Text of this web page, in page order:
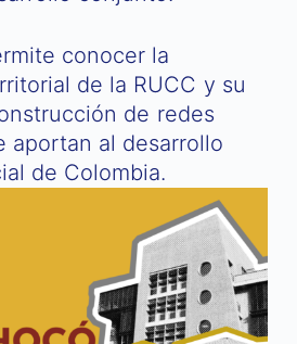
conocer la
de la RUCC y su
de redes
aportan al desarrollo
de Colombia.